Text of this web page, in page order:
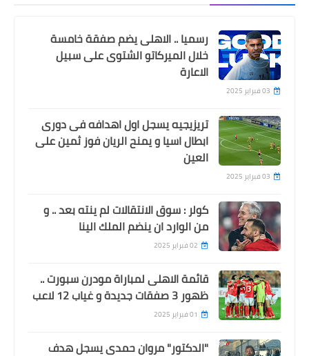
رسميا .. الاهلى يضم صفقة خامسة
خلال الميركاتو الشتوى على سبيل
الاعارة
03 فبراير 2025
تريزيجيه يسجل اول اهدافه فى دورى
ابطال اسيا و يمنح الريان فوز ثمين على
العين
03 فبراير 2025
كولر : سوق الانتقالات لم ينته بعد .. و
من الوارد ان ينضم الملك الينا
02 فبراير 2025
قائمة الاهلى لمباراة مودرن سبورت ..
ظهور 3 صفقات جديدة و غياب 12 لاعب
01 فبراير 2025
"الدكتور" مروان حمدى يسجل هدف